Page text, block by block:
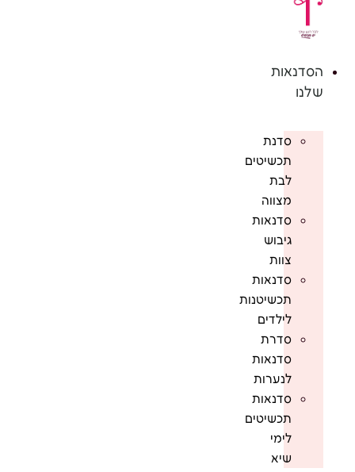
הסדנאות
שלנו
סדנת
תכשיטים
לבת
מצווה
סדנאות
גיבוש
צוות
סדנאות
תכשיטנות
לילדים
סדרת
סדנאות
לנערות
סדנאות
תכשיטים
לימי
שיא